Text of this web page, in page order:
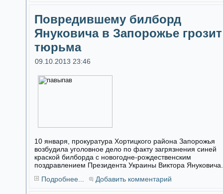
Повредившему билборд
Януковича в Запорожье грозит
тюрьма
09.10.2013 23:46
10 января, прокуратура Хортицкого района Запорожья
возбудила уголовное дело по факту загрязнения синей
краской билборда с новогодне-рождественским
поздравлением Президента Украины Виктора Януковича.
Подробнее...
Добавить комментарий